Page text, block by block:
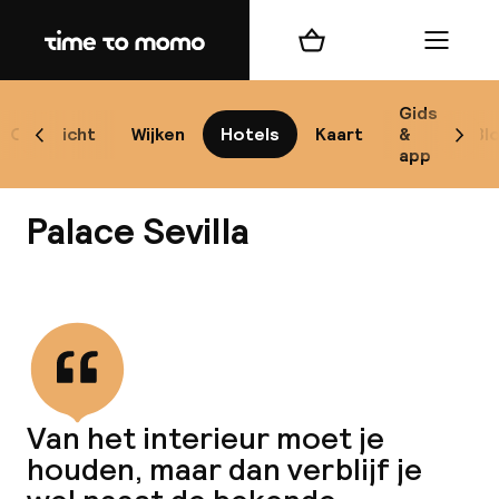
Home
Overzicht Wijken Hotels Kaart
Gids
&
app
Scroll naar links
Winkelmand Menu
Palace Sevilla
Van het interieur moet je
houden, maar dan verblijf je